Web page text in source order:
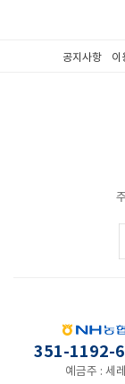
공지사항 이
351-1192-
예금주 : 세